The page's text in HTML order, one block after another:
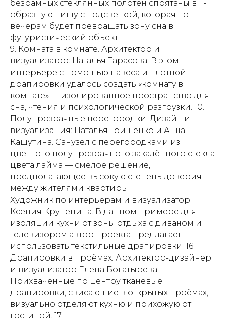
безрамных стеклянных полотен спрятаны в Г-
образную нишу с подсветкой, которая по
вечерам будет превращать зону сна в
футуристический объект.
9. Комната в комнате. Архитектор и
визуализатор: Наталья Тарасова. В этом
интерьере с помощью навеса и плотной
драпировки удалось создать «комнату в
комнате» — изолированное пространство для
сна, чтения и психологической разгрузки. 10.
Полупрозрачные перегородки. Дизайн и
визуализация: Наталья Грищенко и Анна
Кашутина. Санузел с перегородками из
цветного полупрозрачного закалённого стекла
цвета лайма — смелое решение,
предполагающее высокую степень доверия
между жителями квартиры.
Художник по интерьерам и визуализатор
Ксения Крупенина. В данном примере для
изоляции кухни от зоны отдыха с диваном и
телевизором автор проекта предлагает
использовать текстильные драпировки. 16.
Драпировки в проёмах. Архитектор-дизайнер
и визуализатор Елена Богатырева.
Прихваченные по центру тканевые
драпировки, свисающие в открытых проёмах,
визуально отделяют кухню и прихожую от
гостиной. 17.